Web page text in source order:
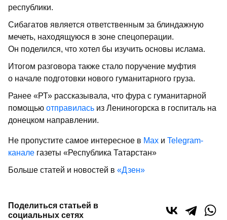
республики.
Сибагатов является ответственным за блиндажную
мечеть, находящуюся в зоне спецоперации.
Он поделился, что хотел бы изучить основы ислама.
Итогом разговора также стало поручение муфтия
о начале подготовки нового гуманитарного груза.
Ранее «РТ» рассказывала, что фура с гуманитарной
помощью отправилась из Лениногорска в госпиталь на
донецком направлении.
Не пропустите самое интересное в Max и Telegram-
канале газеты «Республика Татарстан»
Больше статей и новостей в «Дзен»
Поделиться статьей в
социальных сетях